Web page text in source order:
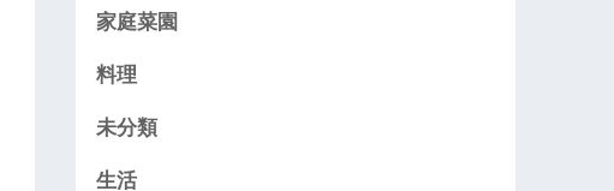
家庭菜園
料理
未分類
生活